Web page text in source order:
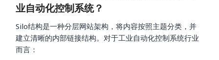
业自动化控制系统？
Silo结构是一种分层网站架构，将内容按照主题分类，并
建立清晰的内部链接结构。对于工业自动化控制系统行业
而言：